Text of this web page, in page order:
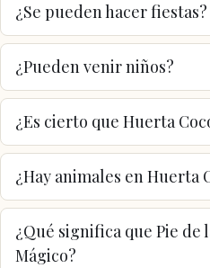
¿Se pueden hacer fiestas?
¿Pueden venir niños?
¿Es cierto que Huerta
¿Hay animales en Huerta
¿Qué significa que Pie de
Mágico?